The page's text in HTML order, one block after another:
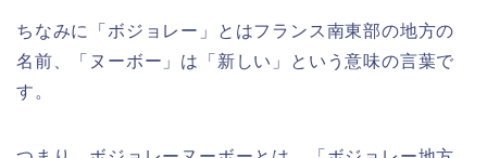
ちなみに「ボジョレー」とはフランス南東部の地方の
名前、「ヌーボー」は「新しい」という意味の言葉で
す。